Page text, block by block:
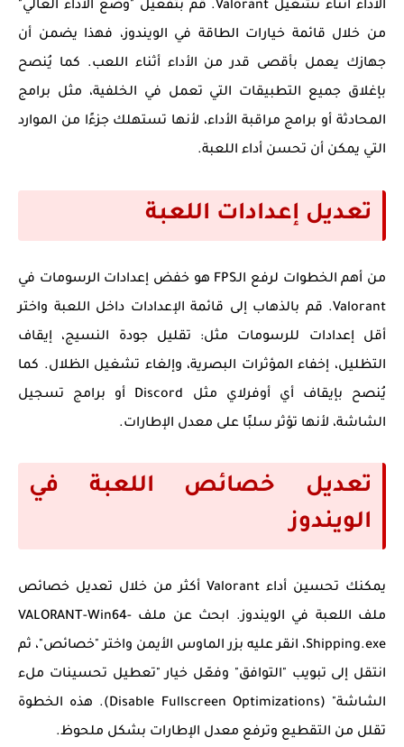
الأداء أثناء تشغيل Valorant. قم بتفعيل "وضع الأداء العالي"
من خلال قائمة خيارات الطاقة في الويندوز، فهذا يضمن أن
جهازك يعمل بأقصى قدر من الأداء أثناء اللعب. كما يُنصح
بإغلاق جميع التطبيقات التي تعمل في الخلفية، مثل برامج
المحادثة أو برامج مراقبة الأداء، لأنها تستهلك جزءًا من الموارد
التي يمكن أن تحسن أداء اللعبة.
تعديل إعدادات اللعبة
من أهم الخطوات لرفع الـFPS هو خفض إعدادات الرسومات في
Valorant. قم بالذهاب إلى قائمة الإعدادات داخل اللعبة واختر
أقل إعدادات للرسومات مثل: تقليل جودة النسيج، إيقاف
التظليل، إخفاء المؤثرات البصرية، وإلغاء تشغيل الظلال. كما
يُنصح بإيقاف أي أوفرلاي مثل Discord أو برامج تسجيل
الشاشة، لأنها تؤثر سلبًا على معدل الإطارات.
تعديل خصائص اللعبة في
الويندوز
يمكنك تحسين أداء Valorant أكثر من خلال تعديل خصائص
ملف اللعبة في الويندوز. ابحث عن ملف VALORANT-Win64-
Shipping.exe، انقر عليه بزر الماوس الأيمن واختر "خصائص"، ثم
انتقل إلى تبويب "التوافق" وفعّل خيار "تعطيل تحسينات ملء
الشاشة" (Disable Fullscreen Optimizations). هذه الخطوة
تقلل من التقطيع وترفع معدل الإطارات بشكل ملحوظ.